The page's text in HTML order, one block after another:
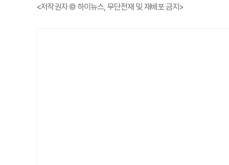
<저작권자 © 하이뉴스, 무단전재 및 재배포 금지>